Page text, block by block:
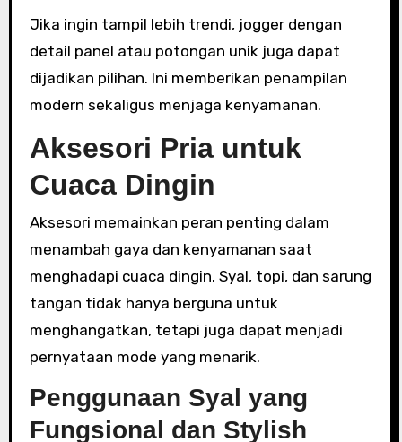
Jika ingin tampil lebih trendi, jogger dengan
detail panel atau potongan unik juga dapat
dijadikan pilihan. Ini memberikan penampilan
modern sekaligus menjaga kenyamanan.
Aksesori Pria untuk
Cuaca Dingin
Aksesori memainkan peran penting dalam
menambah gaya dan kenyamanan saat
menghadapi cuaca dingin. Syal, topi, dan sarung
tangan tidak hanya berguna untuk
menghangatkan, tetapi juga dapat menjadi
pernyataan mode yang menarik.
Penggunaan Syal yang
Fungsional dan Stylish